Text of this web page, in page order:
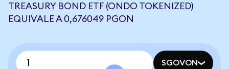
TREASURY BOND ETF (ONDO TOKENIZED)
EQUIVALE A 0,676049 PGON
SGOVON